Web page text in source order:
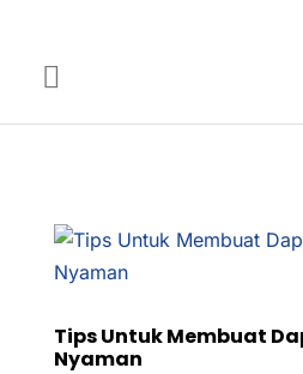
Tips Untuk Membuat
Nyaman